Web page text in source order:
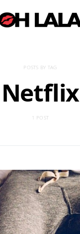
POSTS BY TAG
Netflix
1 POST